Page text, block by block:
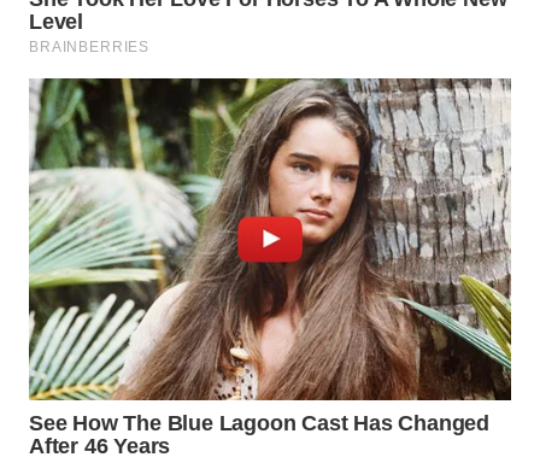
Media
Group
WAHANA
NEWS
WAHANA
TANI
WAHANA
ADVOKAT
WAHANA
INFRASTRUKTUR
WAHANA